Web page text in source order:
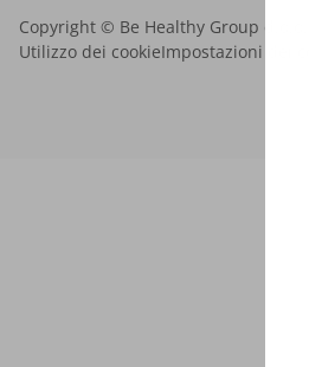
Copyright © Be Healthy Group d.o.o.
Utilizzo dei cookieImpostazioni dei